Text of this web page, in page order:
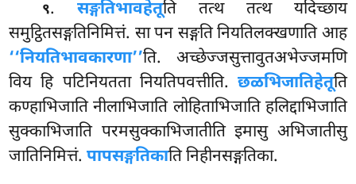
९. सङ्गतिभावहेतूति तत्थ तत्थ यदिच्छाय
समुट्ठितसङ्गतिनिमित्तं. सा पन सङ्गति नियतिलक्खणाति आह
‘‘नियतिभावकारणा’’ति. अच्छेज्जसुत्तावुतअभेज्जमणि
विय हि पटिनियतता नियतिपवत्तीति. छळभिजातिहेतूति
कण्हाभिजाति नीलाभिजाति लोहिताभिजाति हलिद्दाभिजाति
सुक्काभिजाति परमसुक्काभिजातीति इमासु अभिजातीसु
जातिनिमित्तं.पापसङ्गतिकाति निहीनसङ्गतिका.